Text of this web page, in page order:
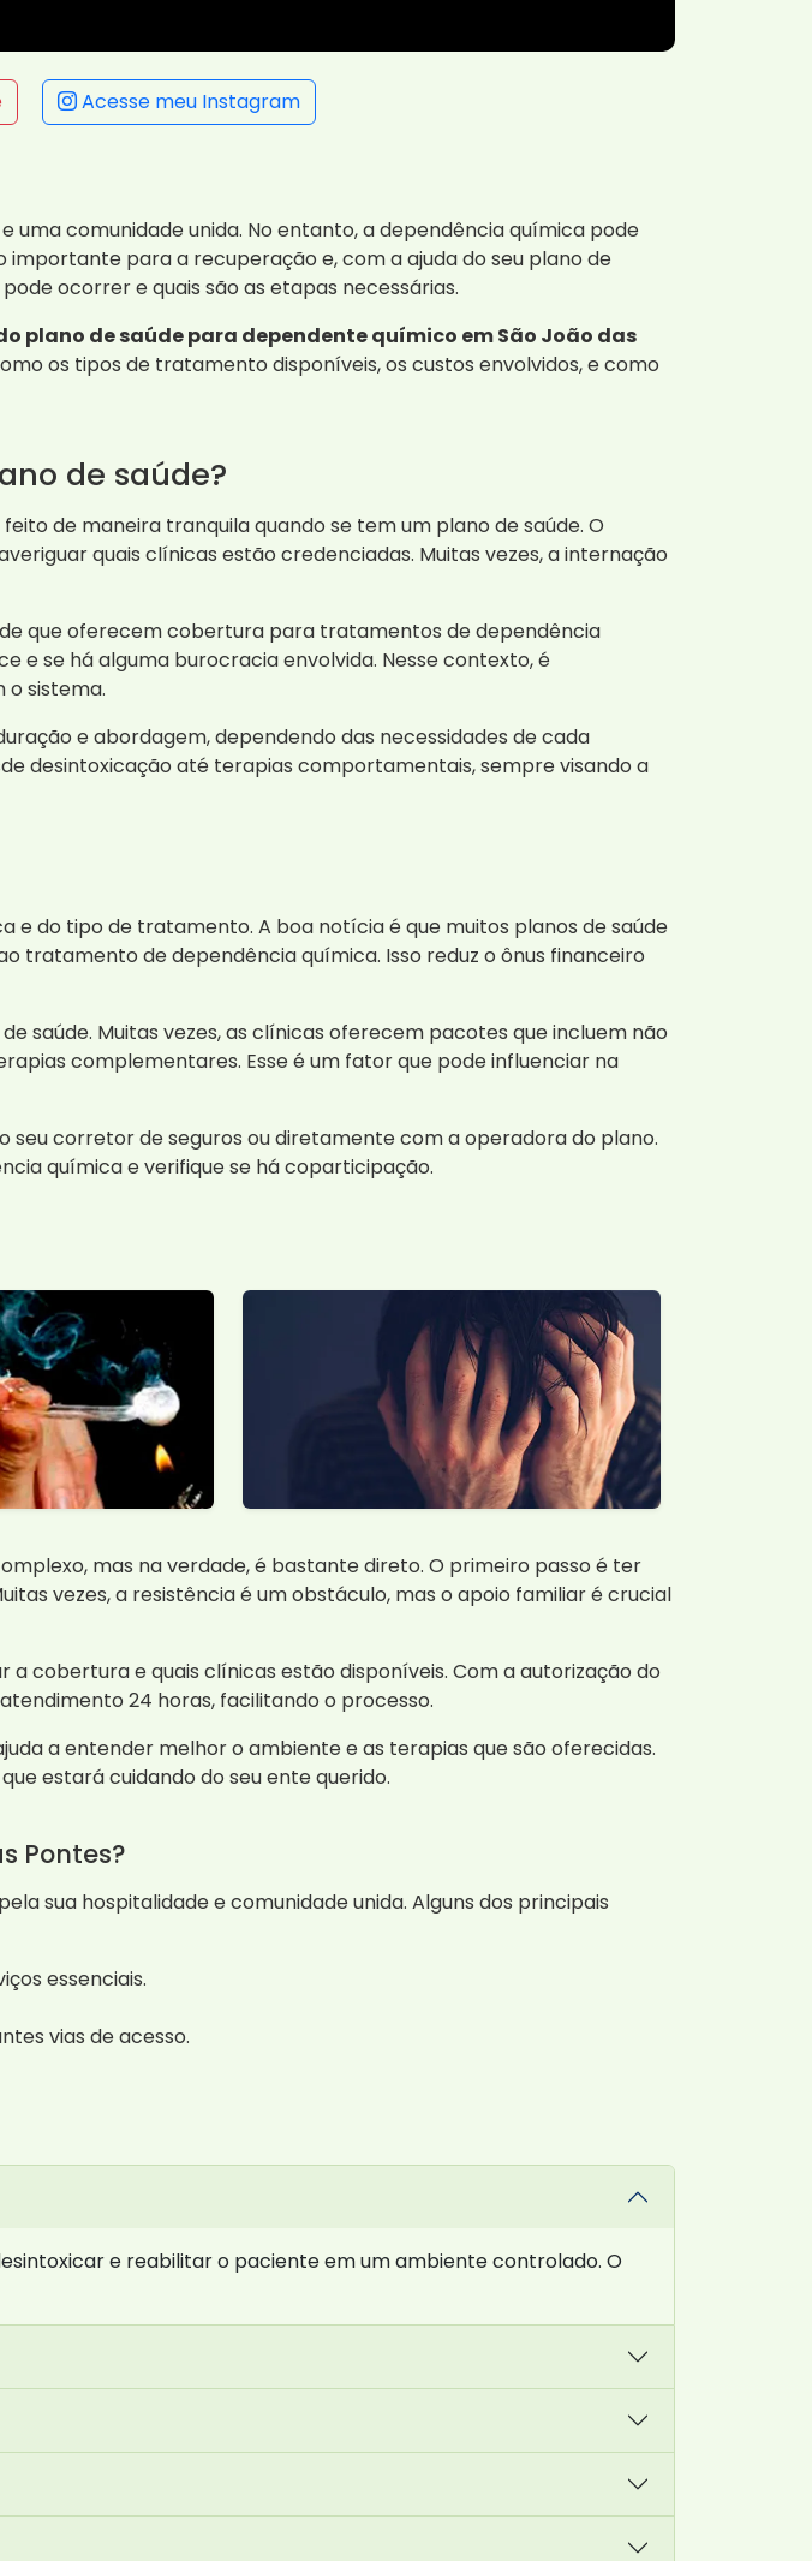
Acesse meu Instagram
uma comunidade unida. No entanto, a dependência química pode
para a recuperação e, com a ajuda do seu plano de
ocorrer e quais são as etapas necessárias.
plano de saúde para dependente químico em São João das
os tipos de tratamento disponíveis, os custos envolvidos, e como
de saúde?
de maneira tranquila quando se tem um plano de saúde. O
quais clínicas estão credenciadas. Muitas vezes, a internação
que oferecem cobertura para tratamentos de dependência
e se há alguma burocracia envolvida. Nesse contexto, é
o sistema.
e abordagem, dependendo das necessidades de cada
desintoxicação até terapias comportamentais, sempre visando a
do tipo de tratamento. A boa notícia é que muitos planos de saúde
tratamento de dependência química. Isso reduz o ônus financeiro
saúde. Muitas vezes, as clínicas oferecem pacotes que incluem não
complementares. Esse é um fator que pode influenciar na
corretor de seguros ou diretamente com a operadora do plano.
química e verifique se há coparticipação.
mas na verdade, é bastante direto. O primeiro passo é ter
vezes, a resistência é um obstáculo, mas o apoio familiar é crucial
cobertura e quais clínicas estão disponíveis. Com a autorização do
24 horas, facilitando o processo.
a entender melhor o ambiente e as terapias que são oferecidas.
estará cuidando do seu ente querido.
Pontes?
sua hospitalidade e comunidade unida. Alguns dos principais
essenciais.
vias de acesso.
e reabilitar o paciente em um ambiente controlado. O